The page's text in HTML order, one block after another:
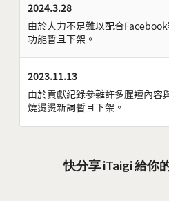
2024.3.28
由於人力不足難以配合
功能暫且下架。
2023.11.13
由於貢獻紀錄參雜許多腥羶內容
燒燙燙新詞暫且下架。
快分享 iTaigi 給你